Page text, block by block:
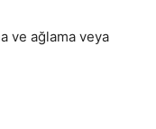
ve ağlama veya